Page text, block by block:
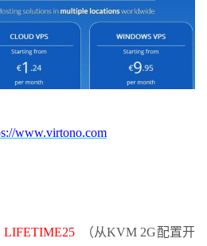
www.virtono.com
LIFETIME25
（从KVM 2G配置开